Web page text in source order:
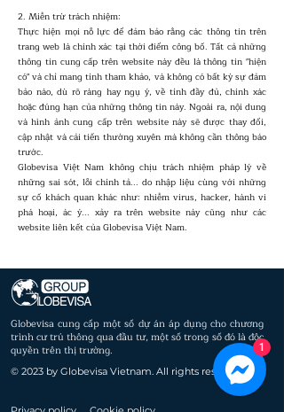
2. Miễn trừ trách nhiệm:
Thực hiện mọi nỗ lực để đảm bảo rằng các thông tin trên
trang web là chính xác tại thời điểm công bố. Tất cả những
thông tin cung cấp trên website này đều là thông tin "hiện
có" và chỉ mang tính tham khảo, và không có bất kỳ sự đảm
bảo nào, dù rõ ràng hay ngụ ý, về tính đầy đủ, chính xác
hoặc đúng hạn của những thông tin này. Ngoài ra, nội dung
và hình ảnh cung cấp trên website này sẽ được thay đổi,
cập nhật và cải tiến thường xuyên mà không cần thông báo
trước.
Globevisa Việt Nam không chịu trách nhiệm pháp lý về
những sai sót, lỗi chính tả... do nhập liệu cùng với những
sự cố khách quan khác như: nhiễm virus, hacker, hành vi
phá hoại, ác ý... xảy ra trên website này cũng như các
website liên kết của Globevisa Việt Nam.
Globevisa cung cấp một số dự án áp dụng cho chương
trình cư trú thông qua đầu tư, một số trong số đó là độc
quyền trên thị trường.
© 2023 by Globevisa Vietnam. All rights reserved.
1